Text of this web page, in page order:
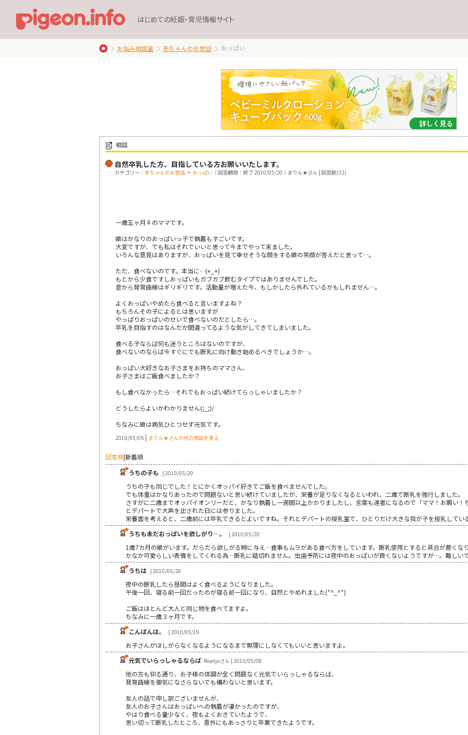
はじめての妊娠・育児情報サイト
お悩み相談室 赤ちゃんのお世話 おっぱい
相談
自然卒乳した方、目指している方お願いいたします。
カテゴリー： 赤ちゃんのお世話 > おっぱい ｜回答期限：終了 2010/05/20｜まりん★さん | 回答数(32)
一歳五ヶ月♀のママです。
娘はかなりのおっぱいっ子で執着もすごいです。
大変ですが、でも私はそれでいいと思って今までやって来ました。
いろんな意見はありますが、おっぱいを見て幸せそうな顔をする娘の笑顔が答えだと思って…。
ただ、食べないのです。本当に…(+_+)
もとから少食ですしおっぱいもガブガブ飲むタイプではありませんでした。
昔から発育曲線はギリギリです。活動量が増えた今、もしかしたら外れているかもしれません…。
よくおっぱいやめたら食べると言いますよね？
もちろんその子によるとは思いますが
やっぱりおっぱいのせいで食べないのだとしたら…。
卒乳を目指すのはなんだか間違ってるような気がしてきてしまいました。
食べる子ならば何も迷うところはないのですが、
食べないのならば今すぐにでも断乳に向け動き始めるべきでしょうか…。
おっぱい大好きなお子さまをお持ちのママさん、
お子さまはご飯食べましたか？
もし食べなかったら…それでもおっぱい続けてらっしゃいましたか？
どうしたらよいかわかりません(;_;)/
ちなみに娘は病気ひとつせず元気です。
2010/05/06 | まりん★さんの他の相談を見る
回答順|新着順
うちの子も | 2010/05/20
うちの子も同じでした！とにかくオッパイ好きでご飯を食べませんでした。
でも体重はかなりあったので問題ないと思い続けていましたが、栄養が足りなくなるといわれ、二歳で断乳を強行しました。
さすがに二歳までオッパイオンリーだと、かなり執着し一週間以上かかりましたし、言葉も達者になるので「ママ！お願い！
とデパートで大声を出された日には参りました。
栄養面を考えると、二歳前には卒乳できるとよいですね。それとデパートの授乳室で、ひとりだけ大きな我が子を授乳してい
うちも未だおっぱいを欲しがり…。
| 2010/05/20
1歳7カ月の娘がいます。だらだら欲しがる時に与え…食事もムラがある食べ方をしています。断乳使用とすると具合が悪く
かなか可愛らしい表情をしてくれる為…断乳に踏切れません。虫歯予防には夜中のおっぱいが良くないようですが…。難しい
うちは | 2010/05/20
夜中の断乳したら昼間はよく食べるようになりました。
午後一回、寝る前一回だったのが寝る前一回になり、自然とやめれました(*^_^*)
ご飯はほとんど大人と同じ物を食べてますよ。
ちなみに一歳３ヶ月です。
こんばんは。
| 2010/05/19
お子さんがほしがらなくなるようになるまで無理にしなくてもいいと思いますよ。
元気でいらっしゃるならば Roanjuさん | 2010/05/08
他の方も仰る通り、お子様の体調が全く問題なく元気でいらっしゃるならば、
発育曲線を御気になさらないでも構わないと思います。
友人の話で申し訳ございませんが、
友人のお子さんはおっぱいへの執着が凄かったのですが、
やはり食べる量少なく、夜もよくおきていたようで、
思い切って断乳したところ、意外にもあっさりと卒業できたようです。